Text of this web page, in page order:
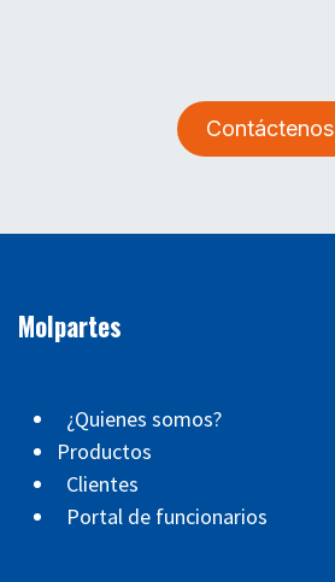
Contáctenos
Molpartes
¿Quienes somos?
Productos
Clientes
Portal de funcionarios